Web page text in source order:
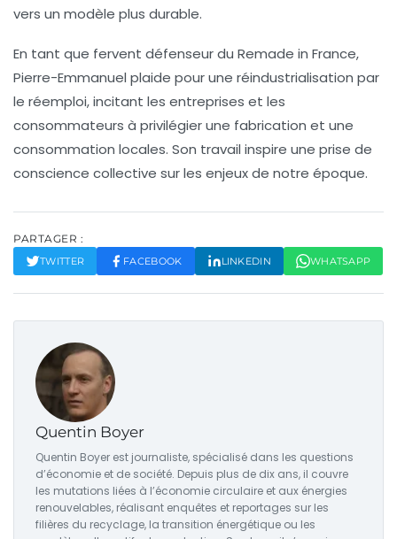
vers un modèle plus durable.
En tant que fervent défenseur du Remade in France,
Pierre-Emmanuel plaide pour une réindustrialisation par
le réemploi, incitant les entreprises et les
consommateurs à privilégier une fabrication et une
consommation locales. Son travail inspire une prise de
conscience collective sur les enjeux de notre époque.
PARTAGER :
TWITTER FACEBOOK LINKEDIN WHATSAPP
Quentin Boyer
Quentin Boyer est journaliste, spécialisé dans les questions
d’économie et de société. Depuis plus de dix ans, il couvre
les mutations liées à l’économie circulaire et aux énergies
renouvelables, réalisant enquêtes et reportages sur les
filières du recyclage, la transition énergétique ou les